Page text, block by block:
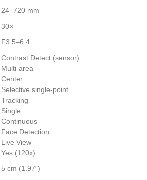
24–720 mm
30×
F3.5–6.4
Contrast Detect (sensor)
Multi-area
Center
Selective single-point
Tracking
Single
Continuous
Face Detection
Live View
Yes (120x)
5 cm (1.97″)